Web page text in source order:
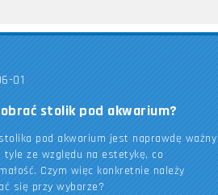
01
stolik pod akwarium?
pod akwarium jest naprawdę ważny
ze względu na estetykę, co
Czym więc konkretnie należy
się przy wyborze?